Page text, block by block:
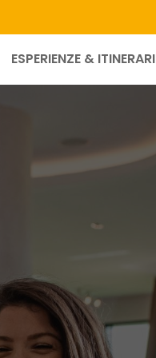
ESPERIENZE & ITINERARI